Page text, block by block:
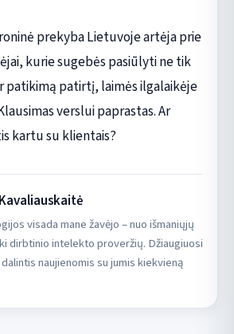
prekyba Lietuvoje artėja prie
kurie sugebės pasiūlyti ne tik
patikimą patirtį, laimės ilgalaikėje
verslui paprastas. Ar
kartu su klientais?
visada mane žavėjo – nuo išmaniųjų
dirbtinio intelekto proveržių. Džiaugiuosi
naujienomis su jumis kiekvieną